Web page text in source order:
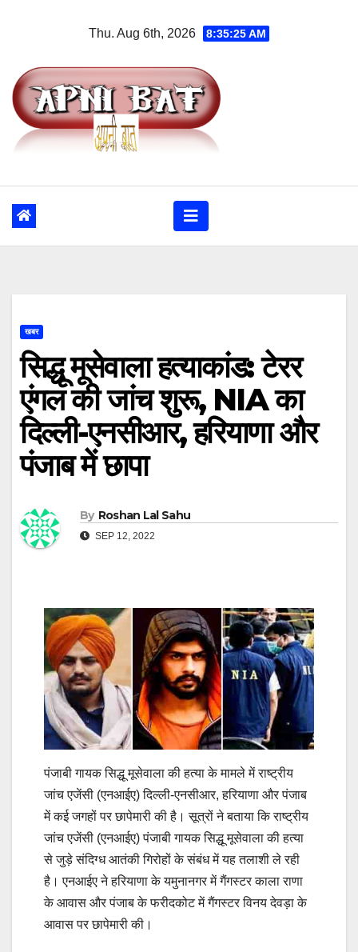
Thu. Aug 6th, 2026 8:35:25 AM
खबर
सिद्धू मूसेवाला हत्याकांड: टेरर
एंगल की जांच शुरू, NIA का
दिल्ली-एनसीआर, हरियाणा और
पंजाब में छापा
By Roshan Lal Sahu
SEP 12, 2022
पंजाबी गायक सिद्धू मूसेवाला की हत्या के मामले में राष्ट्रीय
जांच एजेंसी (एनआईए) दिल्ली-एनसीआर, हरियाणा और पंजाब
में कई जगहों पर छापेमारी की है। सूत्रों ने बताया कि राष्ट्रीय
जांच एजेंसी (एनआईए) पंजाबी गायक सिद्धू मूसेवाला की हत्या
से जुड़े संदिग्ध आतंकी गिरोहों के संबंध में यह तलाशी ले रही
है। एनआईए ने हरियाणा के यमुनानगर में गैंगस्टर काला राणा
के आवास और पंजाब के फरीदकोट में गैंगस्टर विनय देवड़ा के
आवास पर छापेमारी की।